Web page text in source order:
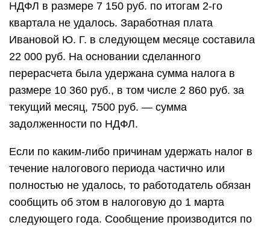
НДФЛ в размере 7 150 руб. по итогам 2-го
квартала не удалось. Заработная плата
Ивановой Ю. Г. в следующем месяце составила
22 000 руб. На основании сделанного
перерасчета была удержана сумма налога в
размере 10 360 руб., в том числе 2 860 руб. за
текущий месяц, 7500 руб. ― сумма
задолженности по НДФЛ.
Если по каким-либо причинам удержать налог в
течение налогового периода частично или
полностью не удалось, то работодатель обязан
сообщить об этом в налоговую до 1 марта
следующего года. Сообщение производится по